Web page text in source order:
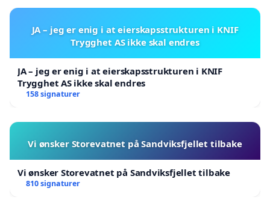
JA – jeg er enig i at eierskapsstrukturen i KNIF
Trygghet AS ikke skal endres
JA – jeg er enig i at eierskapsstrukturen i KNIF
Trygghet AS ikke skal endres
158 signaturer
Vi ønsker Storevatnet på Sandviksfjellet tilbake
Vi ønsker Storevatnet på Sandviksfjellet tilbake
810 signaturer